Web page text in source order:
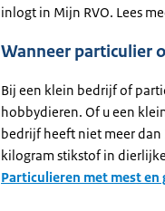
inlogt in Mijn RVO. Lees
Wanneer particulier
Bij een klein bedrijf of
hobbydieren. Of u een
bedrijf heeft niet meer
kilogram stikstof in
Particulieren met mest en